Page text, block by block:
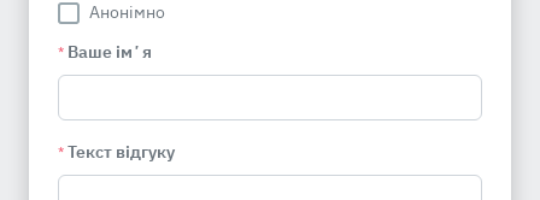
Анонімно
* Ваше імʼя
* Текст відгуку